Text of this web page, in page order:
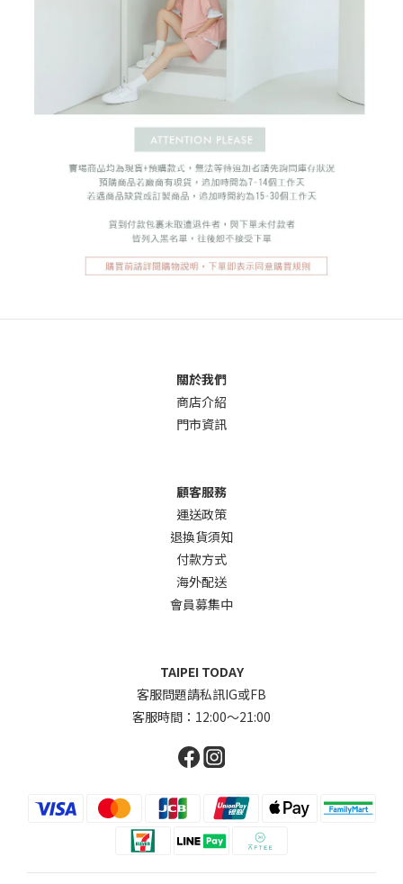
關於我們
商店介紹
門市資訊
顧客服務
運送政策
退換貨須知
付款方式
海外配送
會員募集中
TAIPEI TODAY
客服問題請私訊IG或FB
客服時間：12:00～21:00